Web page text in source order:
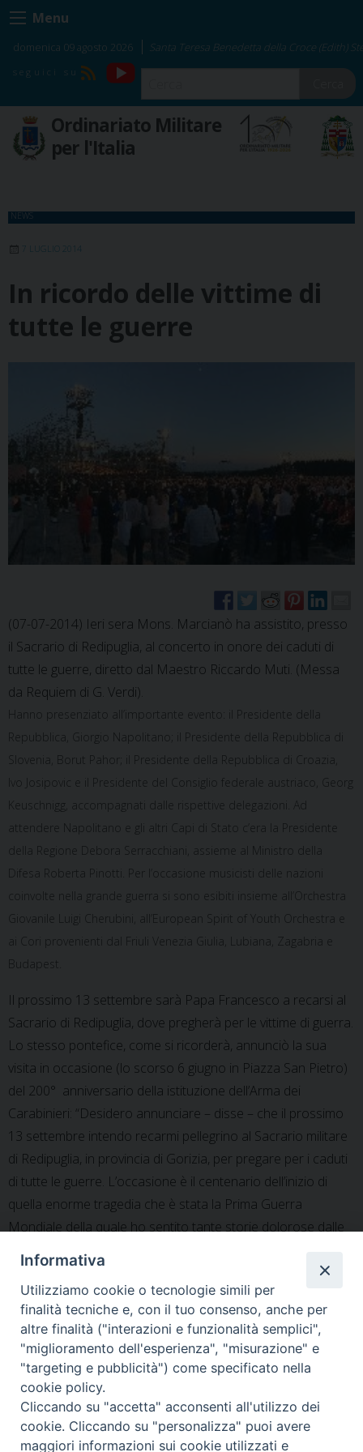
Skip
to
content
Menu
domenica 09 agosto 2026 Santa Teresa Benedetta della Croce (Edith)
RSS
YouTube
Ordinariato Militare
per l'Italia
NEWS
7 LUGLIO 2014
In ricordo delle vittime di
tutte le guerre
(07-07-2014) Ieri sera Mons. Marcianò ha assistito, presso
il Sacrario di Redipuglia, al concerto in onore dei caduti di
tutte le guerre, diretto dal Maestro Riccardo Muti. (Messa
da Requiem di G. Verdi).
Hanno presenziato all’importante evento: il Presidente della
Repubblica, Giorgio Napolitano; il Presidente della Repubblica di
Slovenia, Borut Pahor; il Presidente della Repubblica di Croazia,
Ivo Josipovic e il Presidente del Consiglio federale austriaco, Georg
Keuschnigg, accompagnati dalle rispettive delegazioni. Ad
attendere Napolitano e gli altri Capi di Stato c’era la Presidente
della Regione Debora Serracchiani, assieme al Ministro della
Difesa Roberta Pinotti. Per l’occasione musicisti delle nazioni
coinvolte nella grande guerra si sono esibiti insieme all’Orchestra
Giovanile Luigi Cherubini, all’European Spirit of Youth Orchestra e
ai Cori provenienti dal Friuli Venezia Giulia, Lubiana, Zagabria e
Budapest.
Il prossimo 13 settembre sarà Papa Francesco a recarsi al
Sacrario di Redipuglia, dove pregherà per le vittime di guerra.
Lo stesso pontefice, come si ricorderà, annunciò la sua
visita in occasione (lo scorso 6 giugno in Piazza San Pietro)
del 200° anniversario della istituzione dell’Arma dei
Carabinieri: “Desidero annunciare – disse – che il prossimo
13 settembre intendo recarmi pellegrino al Sacrario militare
di Redipuglia, in provincia di Gorizia, per pregare per i caduti
di tutte le guerre. L’occasione è il centenario dell’inizio di
quella enorme tragedia che è stata la Prima Guerra
Mondiale della quale ho sentito tante storie dolorose dalle
labbra di mio nonno, che l’ha fatta sul Piave…”.
Libano: il grazie dei leader
religiosi del sud del Paese al
Contingente italiano
Bicentenario dei Carabinieri:
“Una presenza educativa fra i
Informativa
Utilizziamo cookie o tecnologie simili per
finalità tecniche e, con il tuo consenso, anche per
altre finalità ("interazioni e funzionalità semplici",
"miglioramento dell'esperienza", "misurazione" e
"targeting e pubblicità") come specificato nella
cookie policy.
Cliccando su "accetta" acconsenti all'utilizzo dei
cookie. Cliccando su "personalizza" puoi avere
maggiori informazioni sui cookie utilizzati e